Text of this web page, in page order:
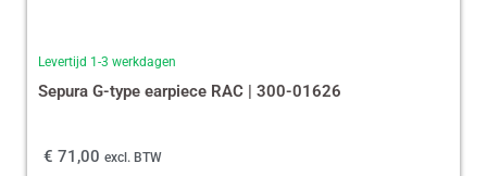
Levertijd 1-3 werkdagen
Sepura G-type earpiece RAC | 300-01626
€ 71,00 excl. BTW